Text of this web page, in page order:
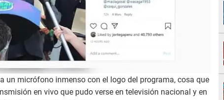
un micrófono inmenso con el logo del programa, cosa que
en vivo que pudo verse en televisión nacional y en